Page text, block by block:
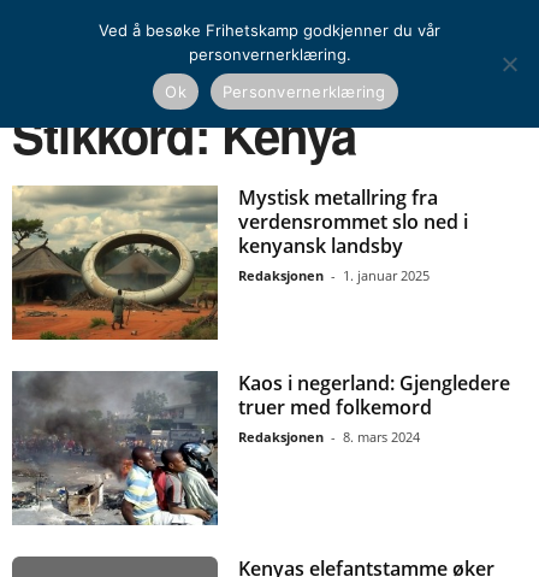
Kenya
Stikkord: Kenya
Mystisk metallring fra
verdensrommet slo ned i
kenyansk landsby
Redaksjonen - 1. januar 2025
Kaos i negerland: Gjengledere
truer med folkemord
Redaksjonen - 8. mars 2024
Kenyas elefantstamme øker
Ved å besøke Frihetskamp godkjenner du vår
personvernerklæring.
Ok
Personvernerklæring